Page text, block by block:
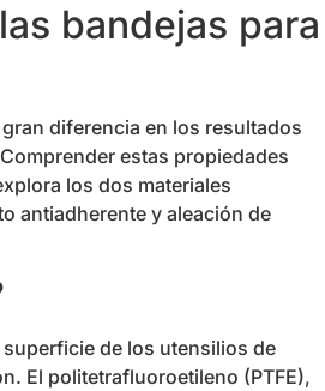
bandejas para
diferencia en los resultados
estas propiedades
los dos materiales
antiadherente y aleación de
de los utensilios de
El politetrafluoroetileno (PTFE),